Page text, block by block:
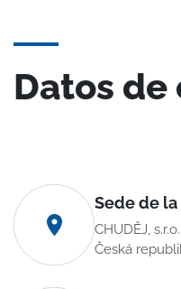
Datos
Sede de
CHUDĚJ,
Česká